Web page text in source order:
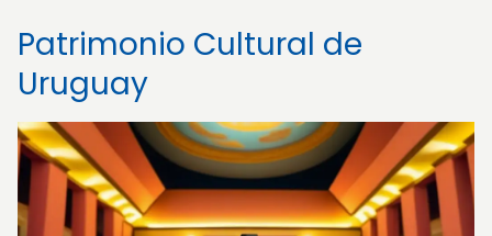
Patrimonio Cultural de
Uruguay